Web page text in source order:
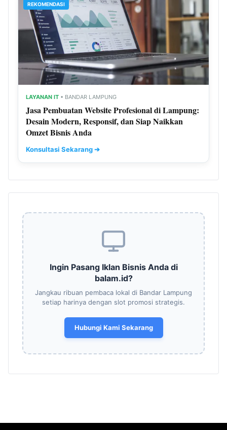
REKOMENDASI
LAYANAN IT • BANDAR LAMPUNG
Jasa Pembuatan Website Profesional di Lampung:
Desain Modern, Responsif, dan Siap Naikkan
Omzet Bisnis Anda
Konsultasi Sekarang ➔
Ingin Pasang Iklan Bisnis Anda di
balam.id?
Jangkau ribuan pembaca lokal di Bandar Lampung
setiap harinya dengan slot promosi strategis.
Hubungi Kami Sekarang